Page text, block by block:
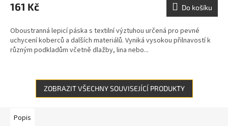
161 Kč Do košíku
Oboustranná lepicí páska s textilní výztuhou určená pro pevné
uchycení koberců a dalších materiálů. Vyniká vysokou přilnavostí k
různým podkladům včetně dlažby, lina nebo...
ZOBRAZIT VŠECHNY SOUVISEJÍCÍ PRODUKTY
Popis